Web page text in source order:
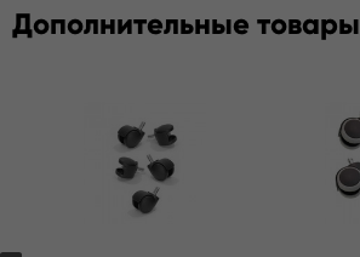
Дополнительные товары